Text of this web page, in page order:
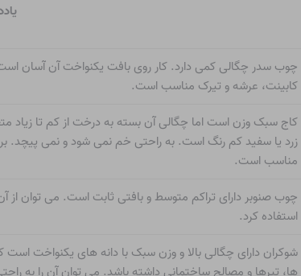
چوب سدر چگالی کمی دارد. کار روی بافت یکنواخت آن آسان
کابینت، عرشه و تیرک مناسب است.
کاج سبک وزن است اما چگالی آن بسته به درخت از کم تا زیاد
زرد یا سفید کم رنگ است. به راحتی خم نمی شود و نمی پیچد.
مناسب است.
چوب صنوبر دارای تراکم متوسط ​​و بافتی ثابت است. می توان از
استفاده کرد.
شوکران دارای چگالی بالا و وزن سبک با دانه های یکنواخت
ها، تیرها و مصالح ساختمانی داشته باشد. می توان آن را به